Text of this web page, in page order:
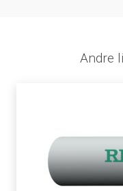
Andre